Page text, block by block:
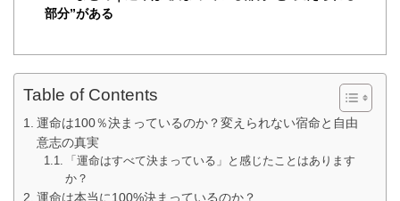
部分”がある
Table of Contents
運命は100％決まっているのか？変えられない宿命と自由
意志の真実
「運命はすべて決まっている」と感じたことはあります
か？
運命は本当に100%決まっているのか？